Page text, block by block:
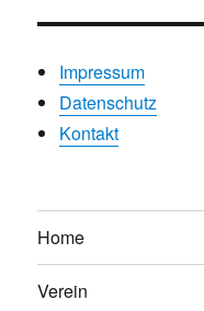
Impressum
Datenschutz
Kontakt
Home
Verein